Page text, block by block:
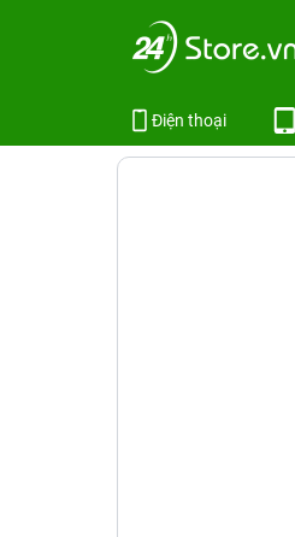
Điện thoại
Trang chủ